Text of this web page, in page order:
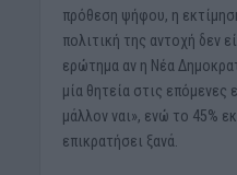
πρόθεση ψήφου, η
πολιτική της αντοχή δεν
ερώτημα αν η Νέα
μία θητεία στις επόμενες
μάλλον ναι», ενώ το 45%
επικρατήσει ξανά.